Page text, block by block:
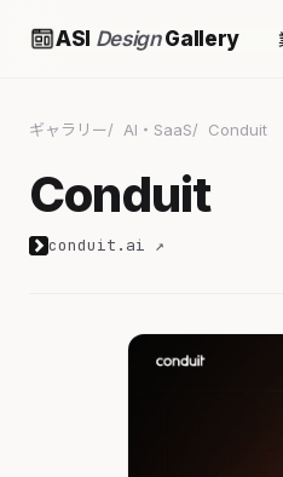
ASI DesignGallery
ギャラリー AI・SaaS Conduit
Conduit
conduit.ai ↗